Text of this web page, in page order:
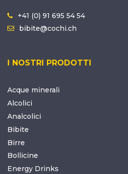
+41 (0) 91 695 54 54
bibite@cochi.ch
I NOSTRI PRODOTTI
Acque minerali
Alcolici
Analcolici
Bibite
Birre
Bollicine
Energy Drinks